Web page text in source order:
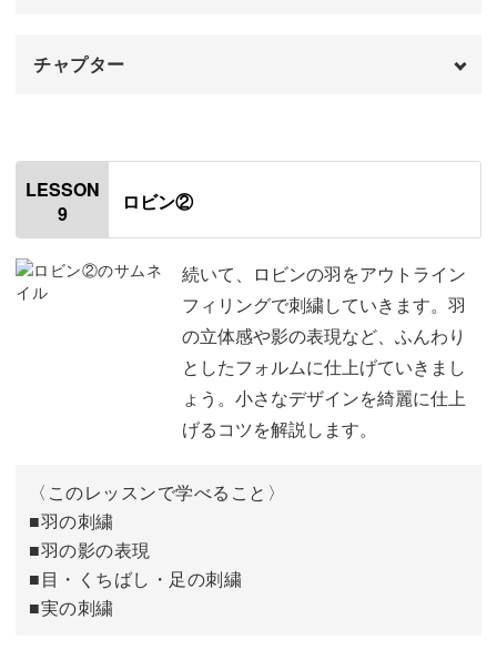
チャプター
はじめに
使用材料・道具
刺繍をする手順 02:42
03:39
11:17
お腹の刺繍をする
LESSON
9
ロビン②
続いて、ロビンの羽をアウトライン
フィリングで刺繍していきます。羽
の立体感や影の表現など、ふんわり
としたフォルムに仕上げていきまし
ょう。小さなデザインを綺麗に仕上
げるコツを解説します。
〈このレッスンで学べること〉
■羽の刺繍
■羽の影の表現
■目・くちばし・足の刺繍
■実の刺繍